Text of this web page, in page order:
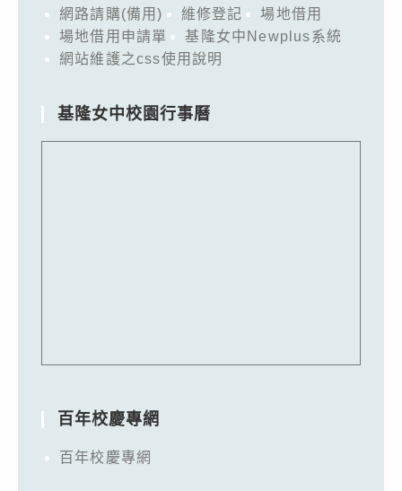
網路請購(備用)
維修登記
場地借用
場地借用申請單
基隆女中Newplus系統
網站維護之css使用說明
基隆女中校園行事曆
百年校慶專網
百年校慶專網